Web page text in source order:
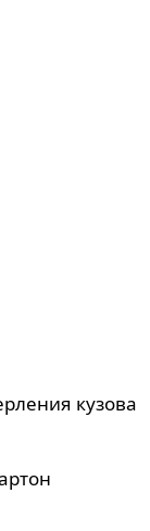
кузова